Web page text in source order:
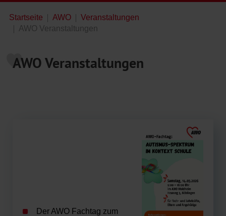
Startseite AWO
Veranstaltungen
AWO Veranstaltungen
AWO Veranstaltungen
Der AWO Fachtag zum